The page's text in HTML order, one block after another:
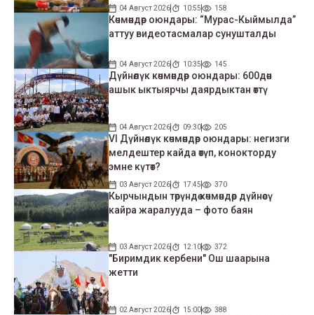
04 Август 2026 10:55 158
Көчмөндөр оюндары: “Мурас-Кыймылда”
аттуу видеотасмалар сунушталды
04 Август 2026 10:35 145
Дүйнөлүк көчмөндөр оюндары: 600дөн
ашык ыктыярчы даярдыктан өттү
04 Август 2026 09:30 205
VI Дүйнөлүк көчмөндөр оюндары: негизги
мелдештер кайда өтүп, конокторду
эмне күтөт?
03 Август 2026 17:45 370
Кырчындын төрүндө көчмөндөр дүйнөсү
кайра жаралууда – фото баян
03 Август 2026 12:10 372
"Биримдик кербени" Ош шаарына
жетти
02 Август 2026 15:00 388